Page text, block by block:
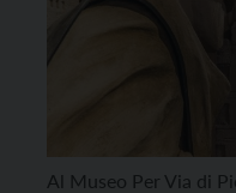
Al Museo Per Via di